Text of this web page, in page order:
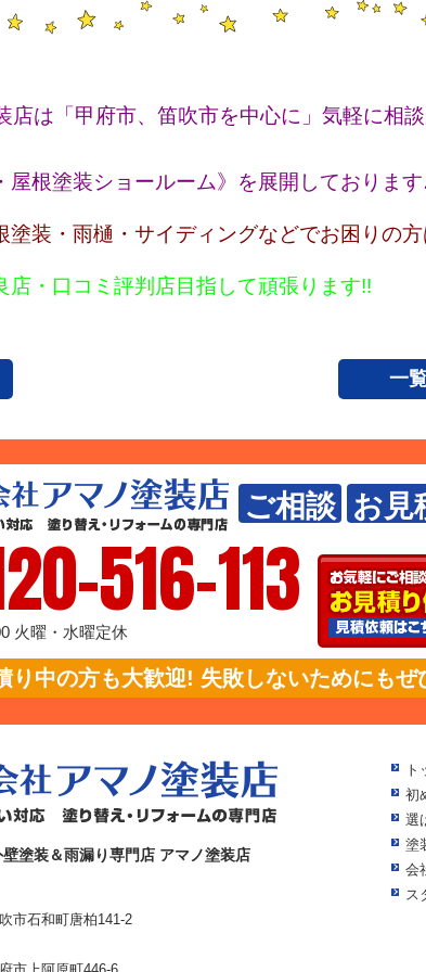
店は「甲府市、笛吹市を中心に」気軽に相
塗装ショールーム》を展開しております
塗装・雨樋・サイディングなどでお困りの方
店・口コミ評判店目指して頑張ります!!
一
ご相談 お見
516-113
火曜・水曜定休
り中の方も大歓迎! 失敗しないためにもぜ
塗装＆雨漏り専門店 アマノ塗装店
市石和町唐柏141-2
ト
初
選
塗
会
ス